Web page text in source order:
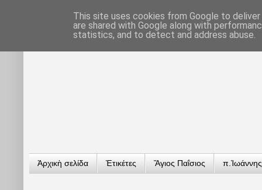
Ἀρχικὴ σελίδα Ἐτικέτες Ἅγιος Παΐσιος
This site uses cookies from Google to
are shared with Google along with
statistics, and to detect and address abuse.